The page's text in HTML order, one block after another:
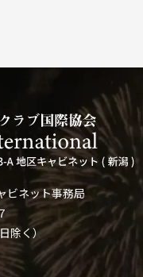
ビネット事務局
除く）